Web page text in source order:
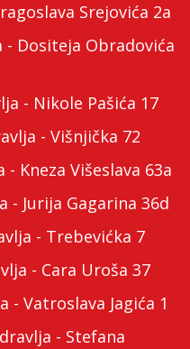
Srejovića 2a
- Dositeja Obradovića
- Nikole Pašića 17
- Višnjička 72
- Kneza Višeslava 63a
- Jurija Gagarina 36d
- Trebevićka 7
- Cara Uroša 37
- Vatroslava Jagića 1
- Stefana